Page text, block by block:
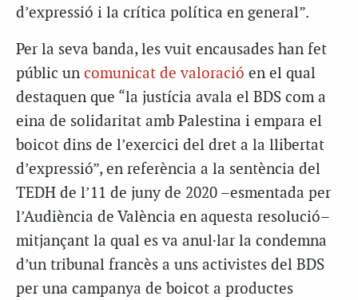
d’expressió i la crítica política en general”.
Per la seva banda, les vuit encausades han fet
públic un comunicat de valoració en el qual
destaquen que “la justícia avala el BDS com a
eina de solidaritat amb Palestina i empara el
boicot dins de l’exercici del dret a la llibertat
d’expressió”, en referència a la sentència del
TEDH de l’11 de juny de 2020 –esmentada per
l’Audiència de València en aquesta resolució–
mitjançant la qual es va anul·lar la condemna
d’un tribunal francès a uns activistes del BDS
per una campanya de boicot a productes